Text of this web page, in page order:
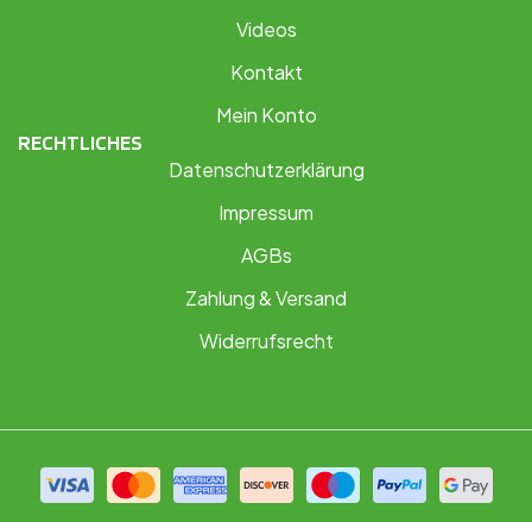
Videos
Kontakt
Mein Konto
RECHTLICHES
Datenschutzerklärung
Impressum
AGBs
Zahlung & Versand
Widerrufsrecht